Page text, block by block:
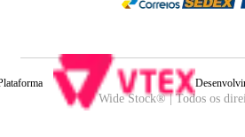
Wide Stock® | Todos os